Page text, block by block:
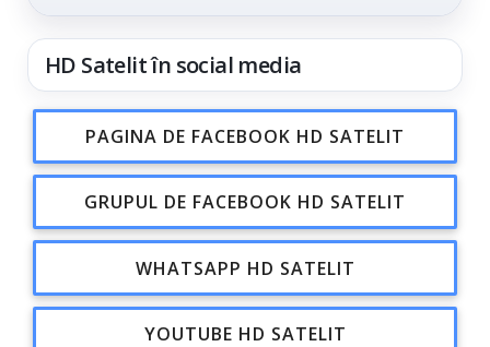
HD Satelit în social media
PAGINA DE FACEBOOK HD SATELIT
GRUPUL DE FACEBOOK HD SATELIT
WHATSAPP HD SATELIT
YOUTUBE HD SATELIT